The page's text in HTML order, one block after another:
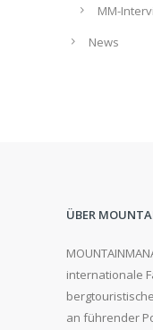
MM-
News
ÜBER
internationale
an führender